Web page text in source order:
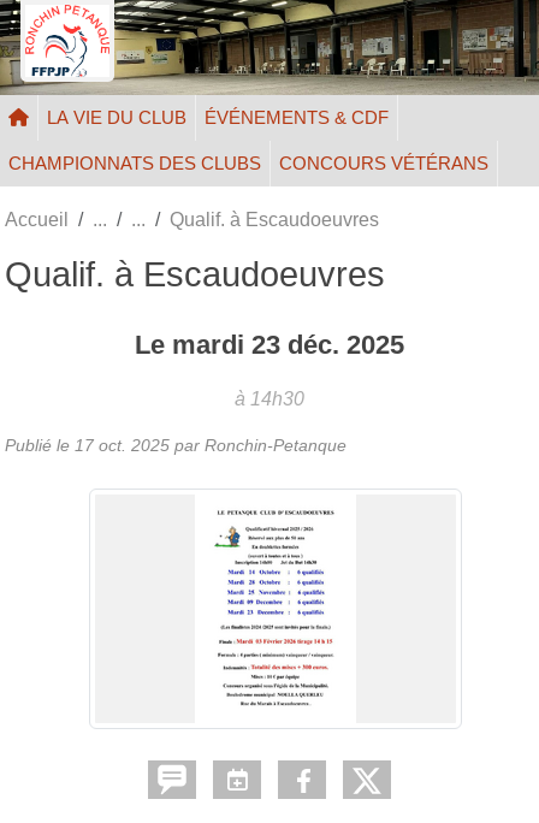
LA VIE DU CLUB ÉVÉNEMENTS & CDF
CHAMPIONNATS DES CLUBS CONCOURS VÉTÉRANS
Accueil Qualif. à Escaudoeuvres
Qualif. à Escaudoeuvres
Le mardi 23 déc. 2025
à 14h30
Publié le 17 oct. 2025 par Ronchin-Petanque
Panneau de gestion des cookies